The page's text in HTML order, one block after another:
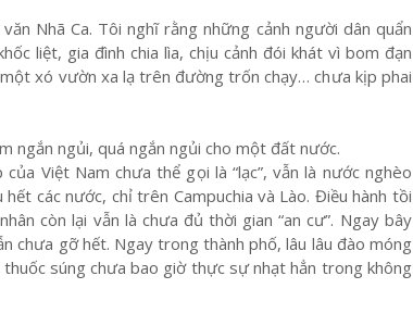
văn Nhã Ca. Tôi nghĩ rằng những cảnh người dân quẩn
ốc liệt, gia đình chia lìa, chịu cảnh đói khát vì bom đạn
ột xó vườn xa lạ trên đường trốn chạy… chưa kịp phai
ngắn ngủi, quá ngắn ngủi cho một đất nước.
của Việt Nam chưa thể gọi là “lạc”, vẫn là nước nghèo
hết các nước, chỉtrên Campuchia và Lào. Điều hành tồi
còn lại vẫn là chưa đủ thời gian “an cư”. Ngay bây
n chưa gỡhết. Ngay trong thành phố, lâu lâu đào móng
ốc súng chưa bao giờthực sựnhạt hẳn trong không